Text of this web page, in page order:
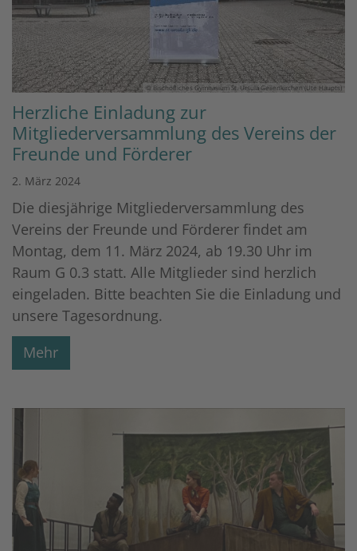
© Bischöfliches Gymnasium St. Ursula Geilenkirchen (Ute Haupts)
Herzliche Einladung zur
Mitgliederversammlung des Vereins der
Freunde und Förderer
2. März 2024
Die diesjährige Mitgliederversammlung des
Vereins der Freunde und Förderer findet am
Montag, dem 11. März 2024, ab 19.30 Uhr im
Raum G 0.3 statt. Alle Mitglieder sind herzlich
eingeladen. Bitte beachten Sie die Einladung und
unsere Tagesordnung.
Mehr